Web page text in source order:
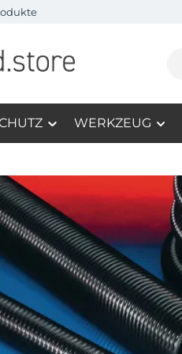
springen
WERKZEUG